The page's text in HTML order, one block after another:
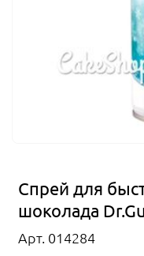
Спрей для
шоколада
Арт. 014284